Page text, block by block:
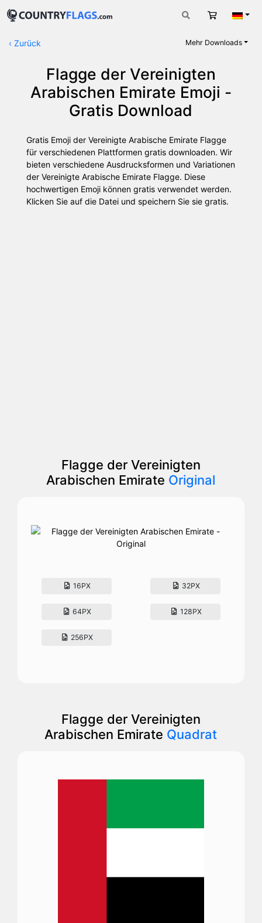
Warenkorb
‹ Zurück Mehr Downloads
Flagge der Vereinigten
Arabischen Emirate Emoji -
Gratis Download
Gratis Emoji der Vereinigte Arabische Emirate Flagge
für verschiedenen Plattformen gratis downloaden. Wir
bieten verschiedene Ausdrucksformen und Variationen
der Vereinigte Arabische Emirate Flagge. Diese
hochwertigen Emoji können gratis verwendet werden.
Klicken Sie auf die Datei und speichern Sie sie gratis.
Flagge der Vereinigten
Arabischen Emirate Original
16PX 32PX
64PX 128PX
256PX
Flagge der Vereinigten
Arabischen Emirate Quadrat